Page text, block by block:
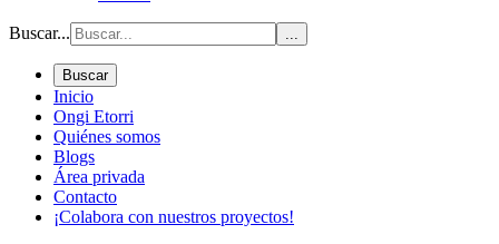
Buscar... ...
Buscar
Inicio
Ongi Etorri
Quiénes somos
Blogs
Área privada
Contacto
¡Colabora con nuestros proyectos!